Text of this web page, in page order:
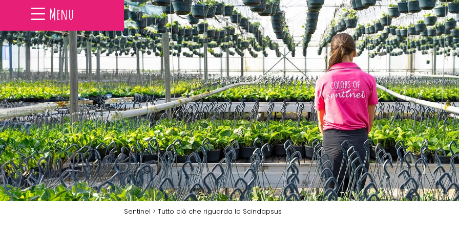
Menu
Sentinel > Tutto ciò che riguarda lo Scindapsus